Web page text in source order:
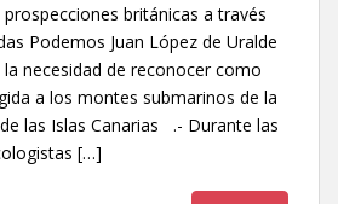
británicas a través
Podemos Juan López de Uralde
la necesidad de reconocer como
a los montes submarinos de la
las Islas Canarias .- Durante las
[…]